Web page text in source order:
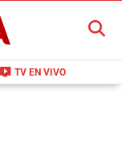
live_tv TV EN VIVO
BUSCAR